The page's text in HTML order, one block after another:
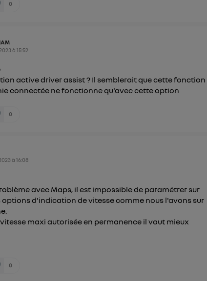
0
à15:52
active driver assist ? Il semblerait que cette fonction
connectée ne fonctionne qu'avec cette option
0
à16:08
avec Maps, il est impossible de paramétrer sur
options d'indication de vitesse comme nous l'avons sur
maxi autorisée en permanence il vaut mieux
0